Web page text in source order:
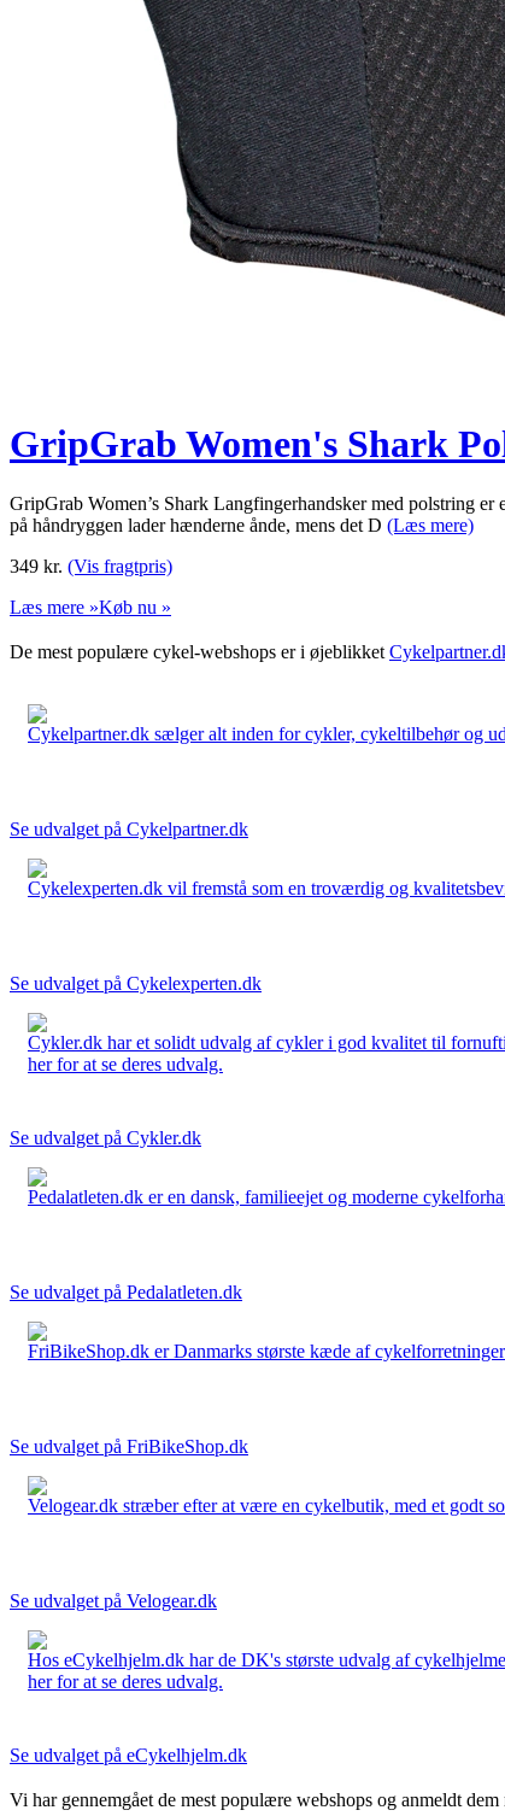
GripGrab Women's Shark
GripGrab Women’s Shark Langfingerhandsker med polstring
på håndryggen lader hænderne ånde, mens det D (Læs mere)
349 kr. (Vis fragtpris)
Læs mere »Køb nu »
De mest populære cykel-webshops er i øjeblikket
Cykelpartner.dk sælger alt inden for cykler, cykeltilbehør og
Se udvalget på Cykelpartner.dk
Cykelexperten.dk vil fremstå som en troværdig og
Se udvalget på Cykelexperten.dk
Cykler.dk har et solidt udvalg af cykler i god kvalitet til
her for at se deres udvalg.
Se udvalget på Cykler.dk
Pedalatleten.dk er en dansk, familieejet og moderne
Se udvalget på Pedalatleten.dk
FriBikeShop.dk er Danmarks største kæde af
Se udvalget på FriBikeShop.dk
Velogear.dk stræber efter at være en cykelbutik, med et godt
Se udvalget på Velogear.dk
Hos eCykelhjelm.dk har de DK's største udvalg af
her for at se deres udvalg.
Se udvalget på eCykelhjelm.dk
Vi har gennemgået de mest populære webshops og anmeldt